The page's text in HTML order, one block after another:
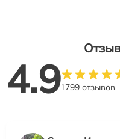
4.91799 отзывов